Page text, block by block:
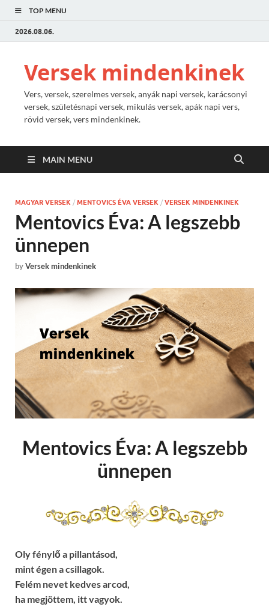
TOP MENU
2026.08.06.
Versek mindenkinek
Vers, versek, szerelmes versek, anyák napi versek, karácsonyi
versek, születésnapi versek, mikulás versek, apák napi vers,
rövid versek, vers mindenkinek.
MAIN MENU
MAGYAR VERSEK / MENTOVICS ÉVA VERSEK / VERSEK MINDENKINEK
Mentovics Éva: A legszebb
ünnepen
byVersek mindenkinek
Mentovics Éva: A legszebb
ünnepen
Oly fénylő a pillantásod,
mint égen a csillagok.
Felém nevet kedves arcod,
ha megjöttem, itt vagyok.